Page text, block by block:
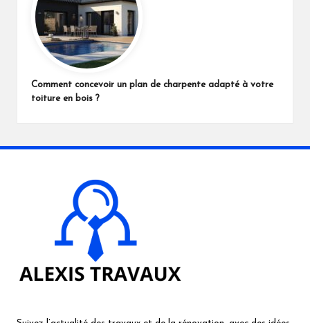
Comment concevoir un plan de charpente adapté à votre
toiture en bois ?